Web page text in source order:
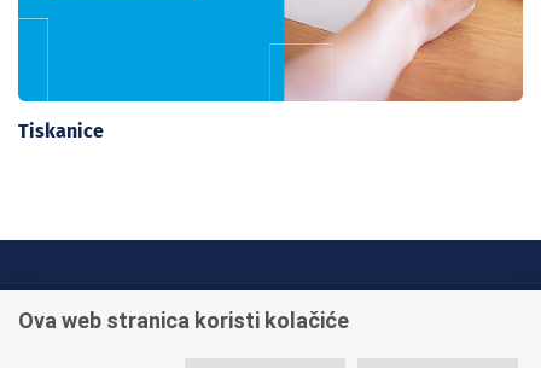
Tiskanice
+385 1 45 95 011
Ova web stranica koristi kolačiće